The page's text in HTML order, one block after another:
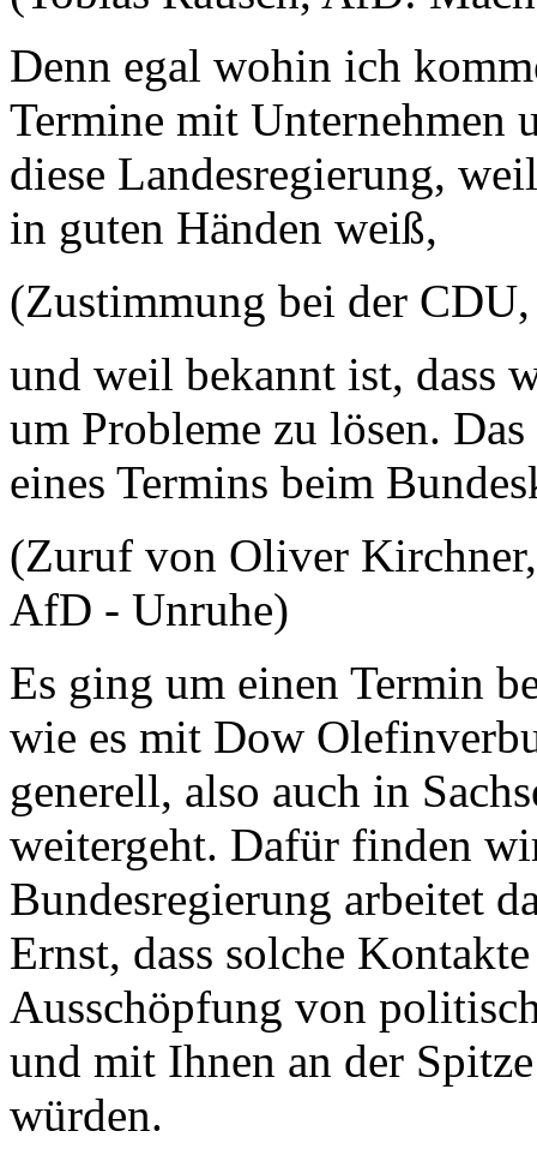
Denn egal wohin ich
Termine mit Unternehmen
diese Landesregierung,
in guten Händen weiß,
(Zustimmung bei der
und weil bekannt ist, dass
um Probleme zu lösen.
eines Termins beim
(Zuruf von Oliver
AfD - Unruhe)
Es ging um einen Termin
wie es mit Dow
generell, also auch in
weitergeht. Dafür finden
Bundesregierung arbeitet
Ernst, dass solche
Ausschöpfung von
und mit Ihnen an der
würden.